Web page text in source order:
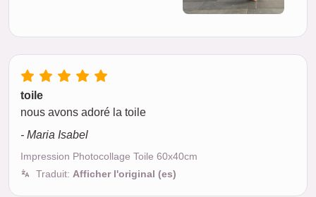
toile
nous avons adoré la toile
- Maria Isabel
Impression Photocollage Toile 60x40cm
Traduit: Afficher l'original (es)